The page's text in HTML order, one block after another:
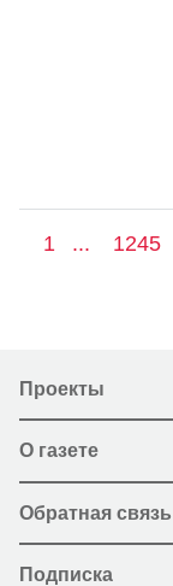
1 ... 1245
Проекты
О газете
Обратная связь
Подписка